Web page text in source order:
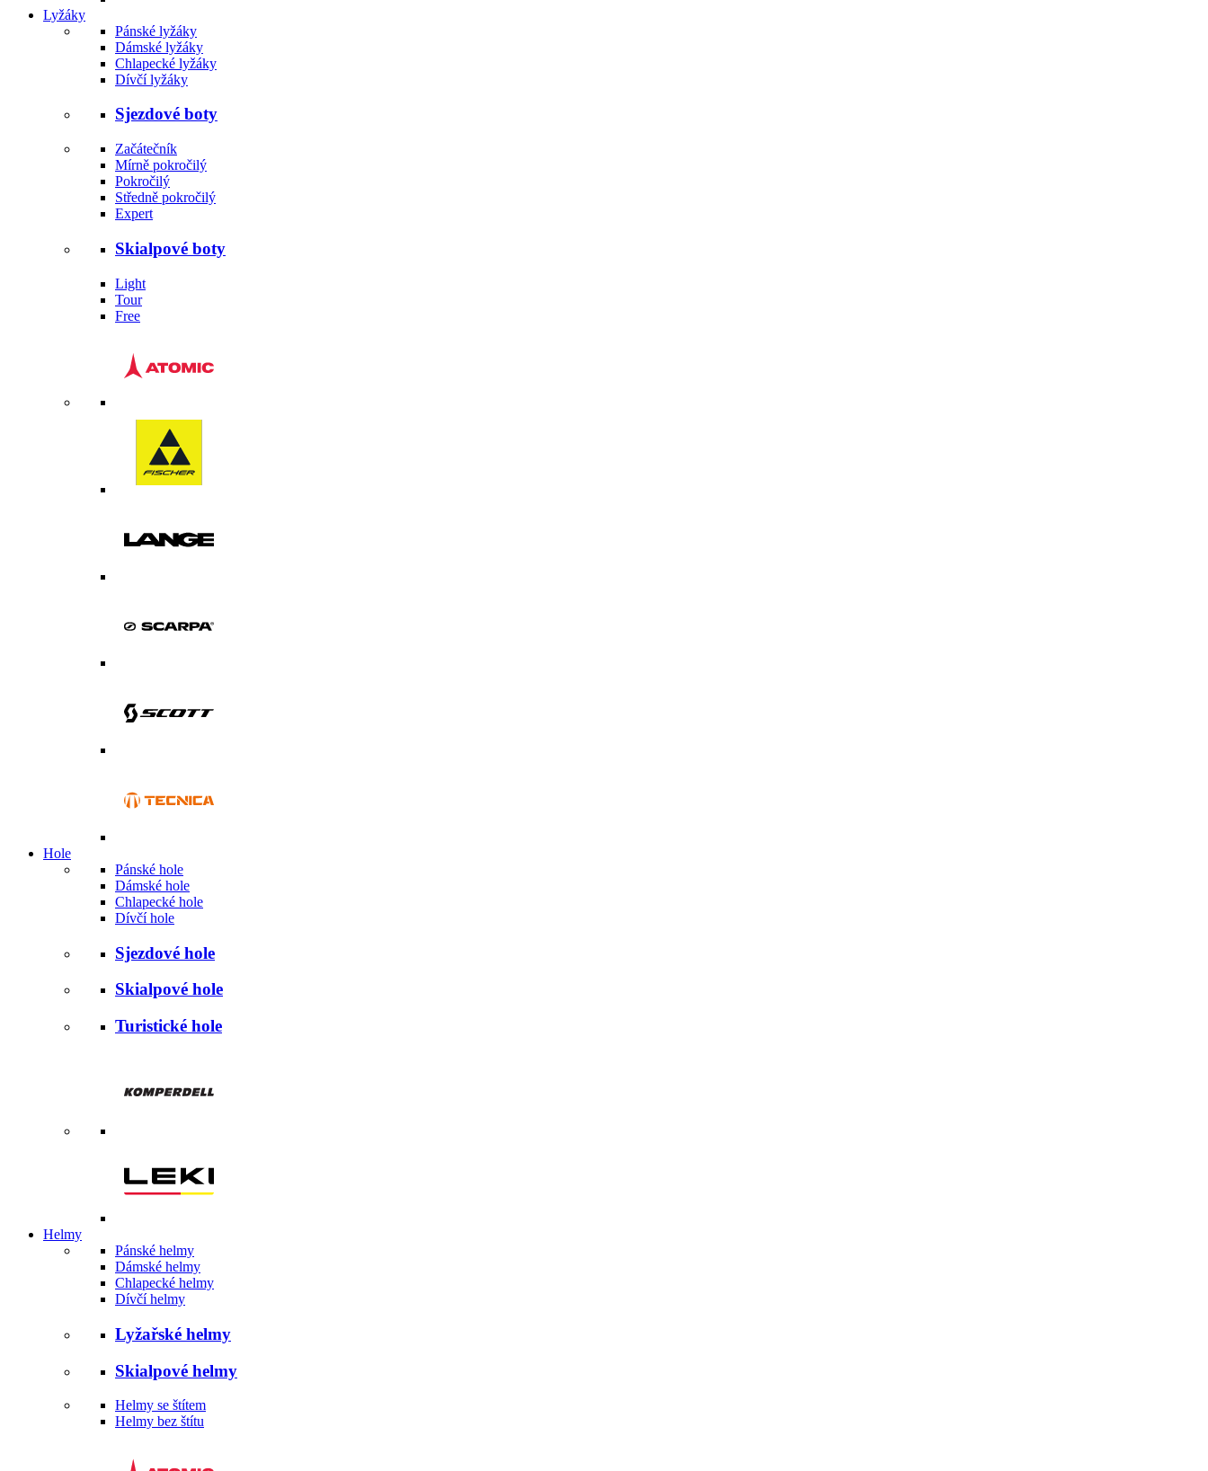
Lyžáky
Pánské lyžáky
Dámské lyžáky
Chlapecké lyžáky
Dívčí lyžáky
Sjezdové boty
Začátečník
Mírně pokročilý
Pokročilý
Středně pokročilý
Expert
Skialpové boty
Light
Tour
Free
Hole
Pánské hole
Dámské hole
Chlapecké hole
Dívčí hole
Sjezdové hole
Skialpové hole
Turistické hole
Helmy
Pánské helmy
Dámské helmy
Chlapecké helmy
Dívčí helmy
Lyžařské helmy
Skialpové helmy
Helmy se štítem
Helmy bez štítu